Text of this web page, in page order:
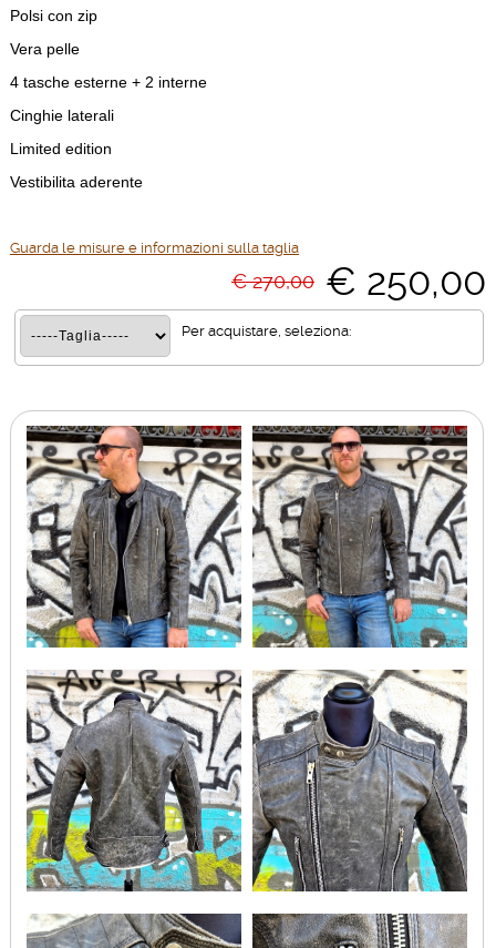
Polsi con zip
Vera pelle
4 tasche esterne + 2 interne
Cinghie laterali
Limited edition
Vestibilita aderente
Guarda le misure e informazioni sulla taglia
€ 270,00 € 250,00
Per acquistare, seleziona: